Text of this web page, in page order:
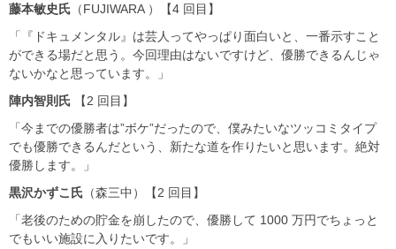
藤本敏史氏 （FUJIWARA ）【4 回目】
「『ドキュメンタル』は芸人ってやっぱり面白いと、一番示すこと
ができる場だと思う。今回理由はないですけど、優勝できるんじゃ
ないかなと思っています。」
陣内智則氏 【2 回目】
「今までの優勝者は”ボケ”だったので、僕みたいなツッコミタイプ
でも優勝できるんだという、新たな道を作りたいと思います。絶対
優勝します。」
黒沢かずこ氏 （森三中）【2 回目】
「老後のための貯金を崩したので、優勝して 1000 万円でちょっと
でもいい施設に入りたいです。」